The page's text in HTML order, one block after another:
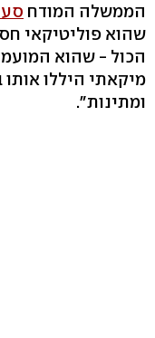
הממשלה המודח
שהוא פוליטיקאי
הכול - שהוא
מיקאתי היללו
ומתינות".